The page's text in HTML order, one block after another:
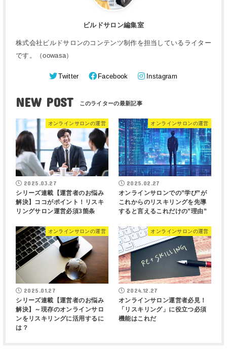
ビルドサロン編集室
株式会社ビルドサロンのコンテンツ制作を担当しているライター
です。（oowasa）
Twitter Facebook Instagram
NEW POST
オンラインサロンの運営
2025.03.27
シリーズ連載【運営者のお悩み
解決】ココがポイント！リスキ
リングサロン運営必須3箇条
オンラインサロンの運営
2025.02.27
オンラインサロンでの”学び”が
これからのリスキリングを先導
すると言えるこれだけの”理由”
オンラインサロンの運営
2025.01.27
シリーズ連載【運営者のお悩み
解決】～現存のオンラインサロ
ンをリスキリングに活用するに
は？
オンラインサロンの運営
2024.12.27
オンラインサロン運営者必見！
「リスキリング」に役立つ必須
機能はこれだ